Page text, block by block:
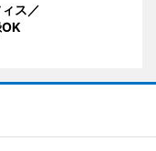
ス／